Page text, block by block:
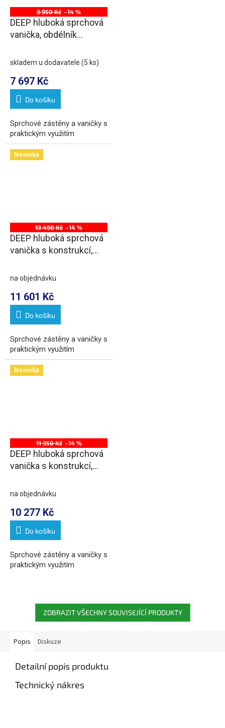
8 950 Kč –14 %
DEEP hluboká sprchová
vanička, obdélník
skladem u dodavatele (5 ks)
7 697 Kč
Do košíku
Sprchové zástěny a vaničky s
praktickým využitím
Novinka
13 490 Kč –14 %
DEEP hluboká sprchová
vanička s konstrukcí,
bílá
na objednávku
11 601 Kč
Do košíku
Sprchové zástěny a vaničky s
praktickým využitím
Novinka
11 950 Kč –14 %
DEEP hluboká sprchová
vanička s konstrukcí,
bílá
na objednávku
10 277 Kč
Do košíku
Sprchové zástěny a vaničky s
praktickým využitím
ZOBRAZIT VŠECHNY SOUVISEJÍCÍ PRODUKTY
Popis Diskuze
Detailní popis produktu
Technický nákres